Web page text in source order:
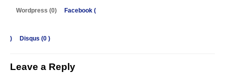
Wordpress (0) Facebook (
) Disqus (0 )
Leave a Reply